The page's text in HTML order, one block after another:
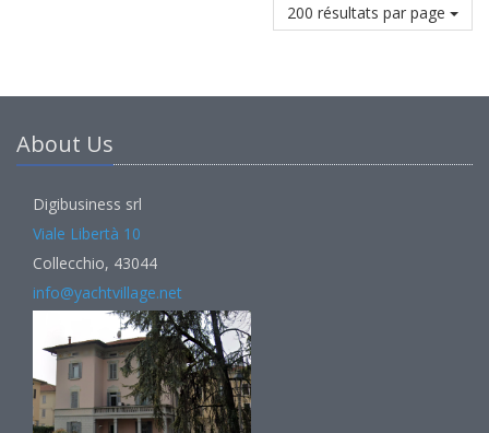
200 résultats par page
About Us
Digibusiness srl
Viale Libertà 10
Collecchio, 43044
info@yachtvillage.net